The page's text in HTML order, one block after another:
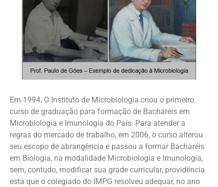
Em 1994, O Instituto de Microbiologia criou o primeiro
curso de graduação para formação de Bacharéis em
Microbiologia e Imunologia do País. Para atender a
regras do mercado de trabalho, em 2006, o curso alterou
seu escopo de abrangência e passou a formar Bacharéis
em Biologia, na modalidade Microbiologia e Imunologia,
sem, contudo, modificar sua grade curricular, providência
esta que o colegiado do IMPG resolveu adequar, no ano